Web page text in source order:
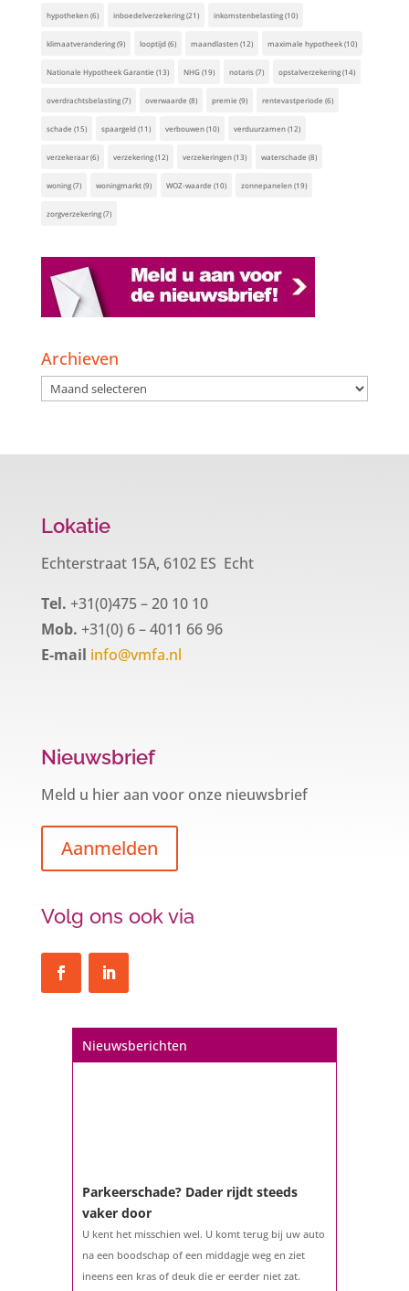
hypotheken(6) inboedelverzekering(21) inkomstenbelasting(10)
klimaatverandering(9) looptijd(6) maandlasten(12) maximale hypotheek(10)
Nationale Hypotheek Garantie (13) NHG(19) notaris(7) opstalverzekering(14)
overdrachtsbelasting(7) overwaarde (8) premie (9) rentevastperiode (6)
schade (15) spaargeld(11) verbouwen(10) verduurzamen(12)
verzekeraar(6) verzekering(12) verzekeringen(13) waterschade (8)
woning(7) woningmarkt(9) WOZ-waarde (10) zonnepanelen(19)
zorgverzekering(7)
Archieven
Archieven
Lokatie
Echterstraat 15A, 6102 ES Echt
Tel. +31(0)475 – 20 10 10
Mob. +31(0) 6 – 4011 66 96
E-mail info@vmfa.nl
Nieuwsbrief
Meld u hier aan voor onze nieuwsbrief
Aanmelden
Volg ons ook via
Nieuwsberichten
Parkeerschade? Dader rijdt steeds
vaker door
U kent het misschien wel. U komt terug bij uw auto
na een boodschap of een middagje weg en ziet
ineens een kras of deuk die er eerder niet zat.